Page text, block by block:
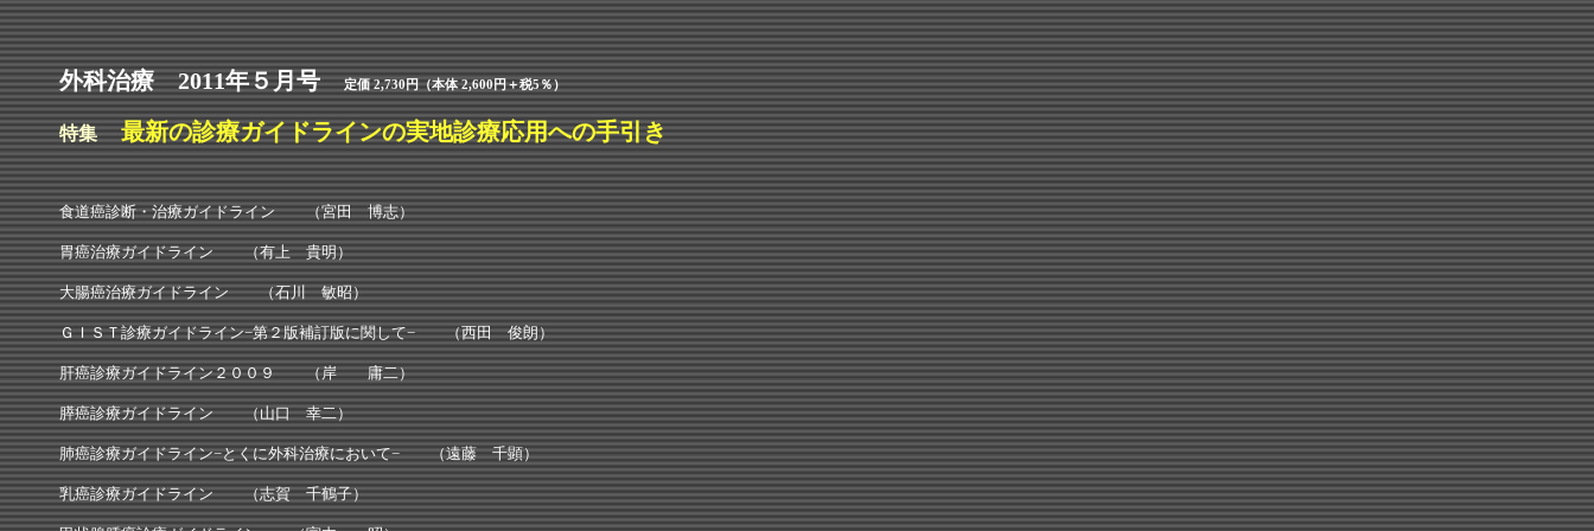
外科治療 2011年５月号定価 2,730円（本体 2,600円＋税5％）
特集 最新の診療ガイドラインの実地診療応用への手引き
食道癌診断・治療ガイドライン （宮田 博志）
胃癌治療ガイドライン （有上 貴明）
大腸癌治療ガイドライン （石川 敏昭）
ＧＩＳＴ診療ガイドライン−第２版補訂版に関して− （西田 俊朗）
肝癌診療ガイドライン２００９ （岸 庸二）
膵癌診療ガイドライン （山口 幸二）
肺癌診療ガイドライン−とくに外科治療において− （遠藤 千顕）
乳癌診療ガイドライン （志賀 千鶴子）